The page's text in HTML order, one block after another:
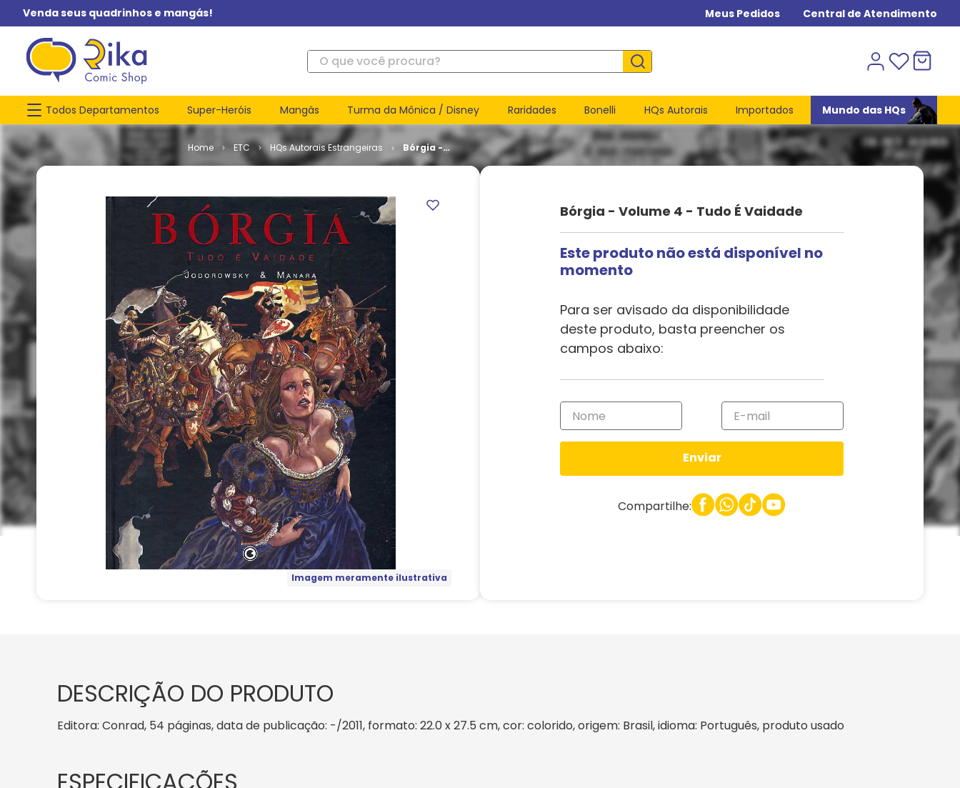
Venda seus quadrinhos e mangás! Meus Pedidos Central de Atendimento
O que você procura?
Todos Departamentos Super-Heróis Mangás Turma da Mônica / Disney Raridades Bonelli HQs Autorais Importados Mundo das HQs
ETC HQs Autorais Estrangeiras
Bórgia -
Volume 4 -
Imagem meramente ilustrativa
Bórgia - Volume 4 - Tudo É Vaidade
Este produto não está disponível no
momento
Para ser avisado da disponibilidade
deste produto, basta preencher os
campos abaixo:
Enviar
Compartilhe:
DESCRIÇÃO DO PRODUTO
Editora: Conrad, 54 páginas, data de publicação: -/2011, formato: 22.0 x 27.5 cm, cor: colorido, origem: Brasil, idioma: Português, produto usado